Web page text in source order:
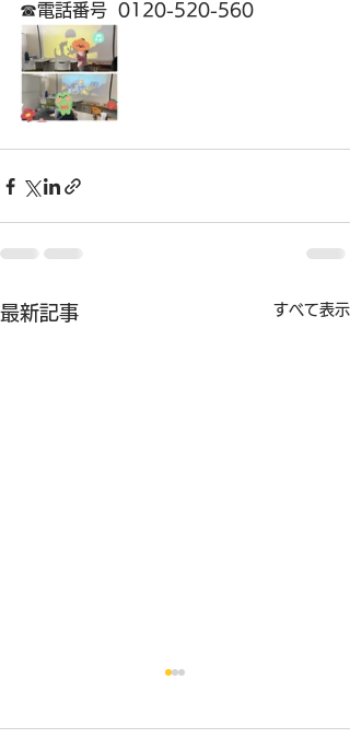
☎電話番号  0120-520-560
最新記事 すべて表示